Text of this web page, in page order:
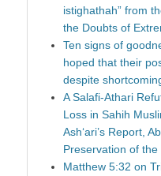
istighathah” from
the Doubts of
Ten signs of
hoped that their
despite
A Salafi-Athari
Loss in Sahih
Ash‘ari’s Report,
Preservation of
Matthew 5:32 on